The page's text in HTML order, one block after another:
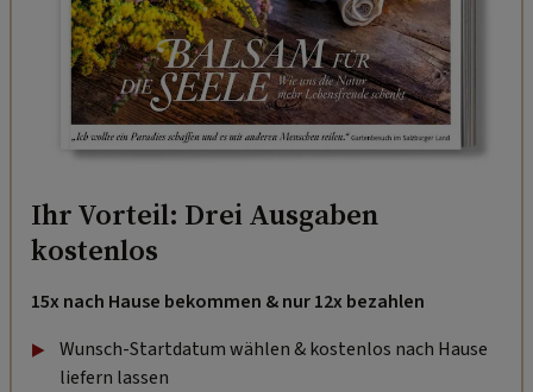
Ihr Vorteil: Drei Ausgaben
kostenlos
15x nach Hause bekommen & nur 12x bezahlen
Wunsch-Startdatum wählen & kostenlos nach Hause
liefern lassen